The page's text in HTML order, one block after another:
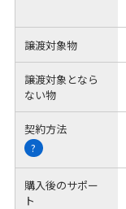
譲渡対象物
譲渡対象となら
ない物
契約方法
?
購入後のサポー
ト